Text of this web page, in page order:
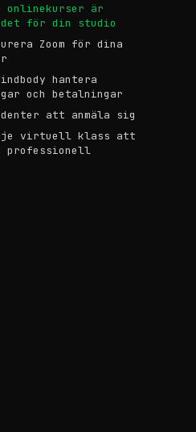
onlinekurser är
det för din studio
Zoom för dina
hantera
och betalningar
att anmäla sig
virtuell klass att
professionell